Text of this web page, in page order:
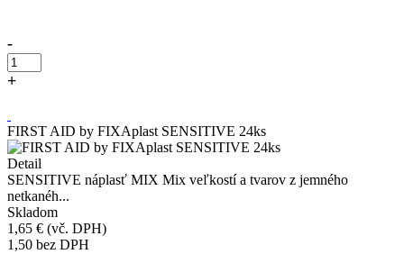
-
+
FIRST AID by FIXAplast SENSITIVE 24ks
Detail
SENSITIVE náplasť MIX Mix veľkostí a tvarov z jemného
netkanéh...
Skladom
1,65 € (vč. DPH)
1,50 bez DPH